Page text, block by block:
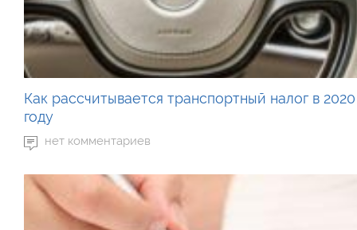
Как рассчитывается транспортный налог в 2020
году
нет комментариев